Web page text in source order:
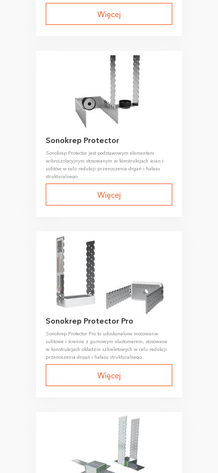
dużą długość (do kilku metrów), oraz do montażu
podwieszanych jednostek napędowych urządzeń
inżynieryjnych i systemów rurociągów w celu
Więcej
Sonokrep Protector
Sonokrep Protector jest podstawowym elementem
wibroizolacyjnym stosowanym w konstrukcjach ścian i
sufitów w celu redukcji przenoszenia drgań i hałasu
strukturalnego.
Więcej
Sonokrep Protector Pro
Sonokrep Protector Pro to udoskonalone mocowanie
sufitowe i ścienne z gumowym elastomerem, stosowane
w konstrukcjach okładzin szkieletowych w celu redukcji
przenoszenia drgań i hałasu strukturalnego.
Więcej